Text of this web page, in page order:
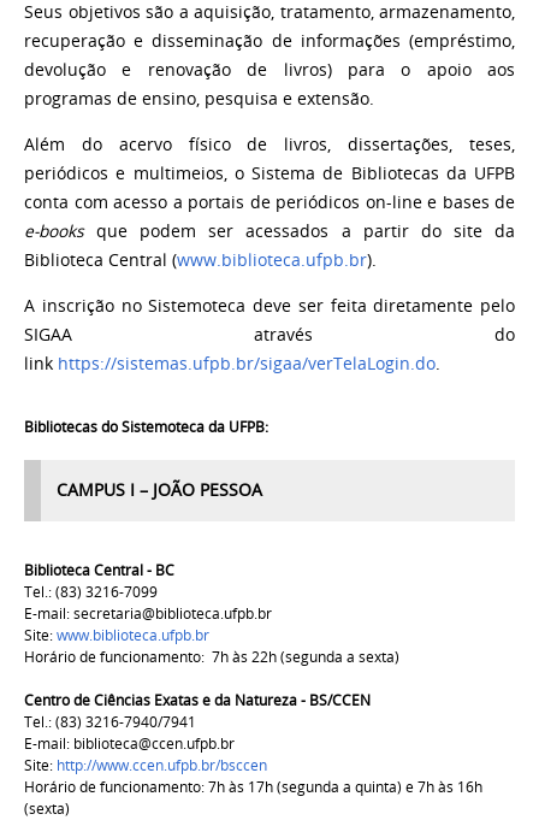
Seus objetivos são a aquisição, tratamento, armazenamento,
recuperação e disseminação de informações (empréstimo,
devolução e renovação de livros) para o apoio aos
programas de ensino, pesquisa e extensão.
Além do acervo físico de livros, dissertações, teses,
periódicos e multimeios, o Sistema de Bibliotecas da UFPB
conta com acesso a portais de periódicos on-line e bases de
e-booksque podem ser acessados a partir do site da
Biblioteca Central (www.biblioteca.ufpb.br).
A inscrição no Sistemoteca deve ser feita diretamente pelo
SIGAA através do
link https://sistemas.ufpb.br/sigaa/verTelaLogin.do.
Bibliotecas do Sistemoteca da UFPB:
CAMPUS I – JOÃO PESSOA
Biblioteca Central - BC
Tel.: (83) 3216-7099
E-mail: secretaria@biblioteca.ufpb.br
Site:www.biblioteca.ufpb.br
Horário de funcionamento: 7h às 22h (segunda a sexta)
Centro de Ciências Exatas e da Natureza - BS/CCEN
Tel.: (83) 3216-7940/7941
E-mail: biblioteca@ccen.ufpb.br
Site: http://www.ccen.ufpb.br/bsccen
Horário de funcionamento: 7h às 17h (segunda a quinta) e 7h às 16h
(sexta)